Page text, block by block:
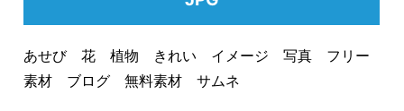
あせび 花 植物 きれい イメージ 写真 フリー
素材 ブログ 無料素材 サムネ